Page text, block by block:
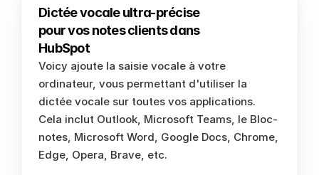
Dictée vocale ultra-précise
pour vos notes clients dans
HubSpot
Voicy ajoute la saisie vocale à votre
ordinateur, vous permettant d'utiliser la
dictée vocale sur toutes vos applications.
Cela inclut Outlook, Microsoft Teams, le Bloc-
notes, Microsoft Word, Google Docs, Chrome,
Edge, Opera, Brave, etc.